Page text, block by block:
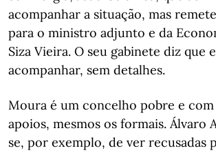
acompanhar a situação, mas
para o ministro adjunto e da
Siza Vieira. O seu gabinete diz que
acompanhar, sem detalhes.
Moura é um concelho pobre e
apoios, mesmos os formais. Álvaro
se, por exemplo, de ver recusadas